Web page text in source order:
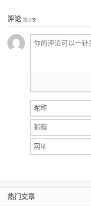
评论 抢沙发
热门文章